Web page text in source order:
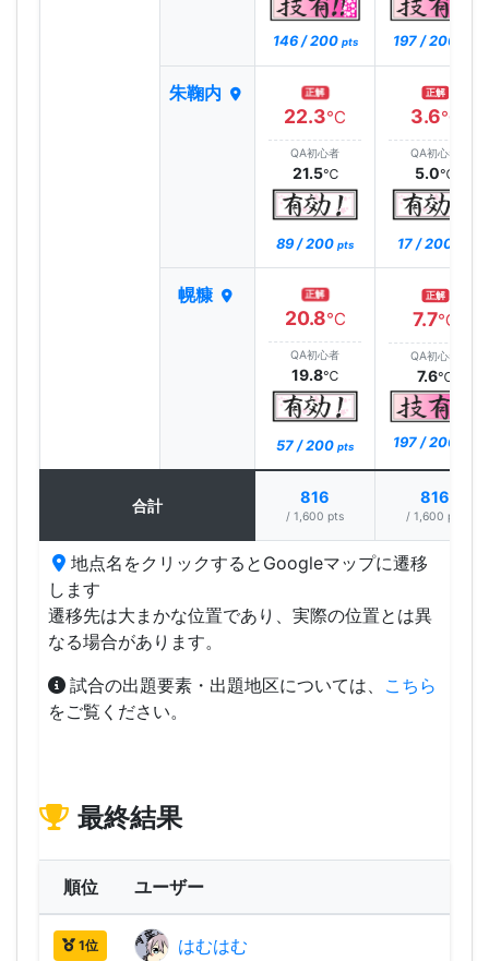
146 / 200 pts 197 / 200
朱鞠内 正解
22.3℃
QA初心者
21.5℃
89 / 200 pts
正解
3.6℃
QA初心者
5.0℃
17 / 200
幌糠 正解
20.8℃
QA初心者
19.8℃
57 / 200 pts
正解
7.7℃
QA初心者
7.6℃
197 / 200
合計 816
/ 1,600 pts
816
/ 1,600 pts
地点名をクリックするとGoogleマップに遷移
します
遷移先は大まかな位置であり、実際の位置とは異
なる場合があります。
試合の出題要素・出題地区については、 こちら
をご覧ください。
最終結果
順位 ユーザー
1位 はむはむ